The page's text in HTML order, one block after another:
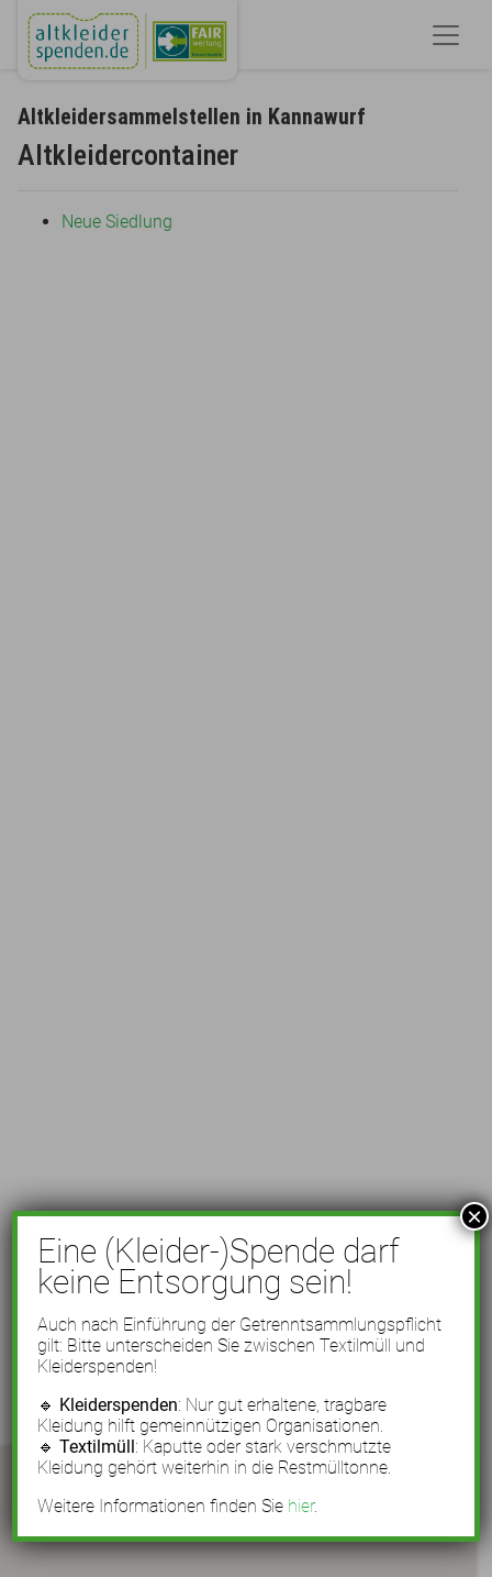
Altkleidersammelstellen in Kannawurf
Altkleidercontainer
Neue Siedlung
Eine (Kleider-)Spende darf
keine Entsorgung sein!
Auch nach Einführung der Getrenntsammlungspflicht
gilt: Bitte unterscheiden Sie zwischen Textilmüll und
Kleiderspenden!
🔹 Kleiderspenden: Nur gut erhaltene, tragbare
Kleidung hilft gemeinnützigen Organisationen.
🔹Textilmüll: Kaputte oder stark verschmutzte
Kleidung gehört weiterhin in die Restmülltonne.
Weitere Informationen finden Sie hier.
×